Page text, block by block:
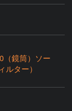
（鏡筒）ソー
ター）